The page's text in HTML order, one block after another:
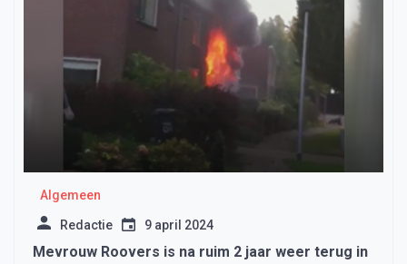
Algemeen
Redactie 9 april 2024
Mevrouw Roovers is na ruim 2 jaar weer terug in